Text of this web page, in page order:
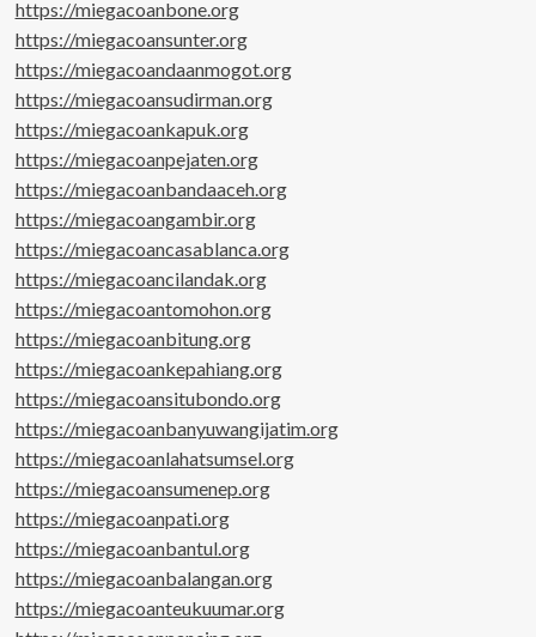
https://miegacoanbone.org
https://miegacoansunter.org
https://miegacoandaanmogot.org
https://miegacoansudirman.org
https://miegacoankapuk.org
https://miegacoanpejaten.org
https://miegacoanbandaaceh.org
https://miegacoangambir.org
https://miegacoancasablanca.org
https://miegacoancilandak.org
https://miegacoantomohon.org
https://miegacoanbitung.org
https://miegacoankepahiang.org
https://miegacoansitubondo.org
https://miegacoanbanyuwangijatim.org
https://miegacoanlahatsumsel.org
https://miegacoansumenep.org
https://miegacoanpati.org
https://miegacoanbantul.org
https://miegacoanbalangan.org
https://miegacoanteukuumar.org